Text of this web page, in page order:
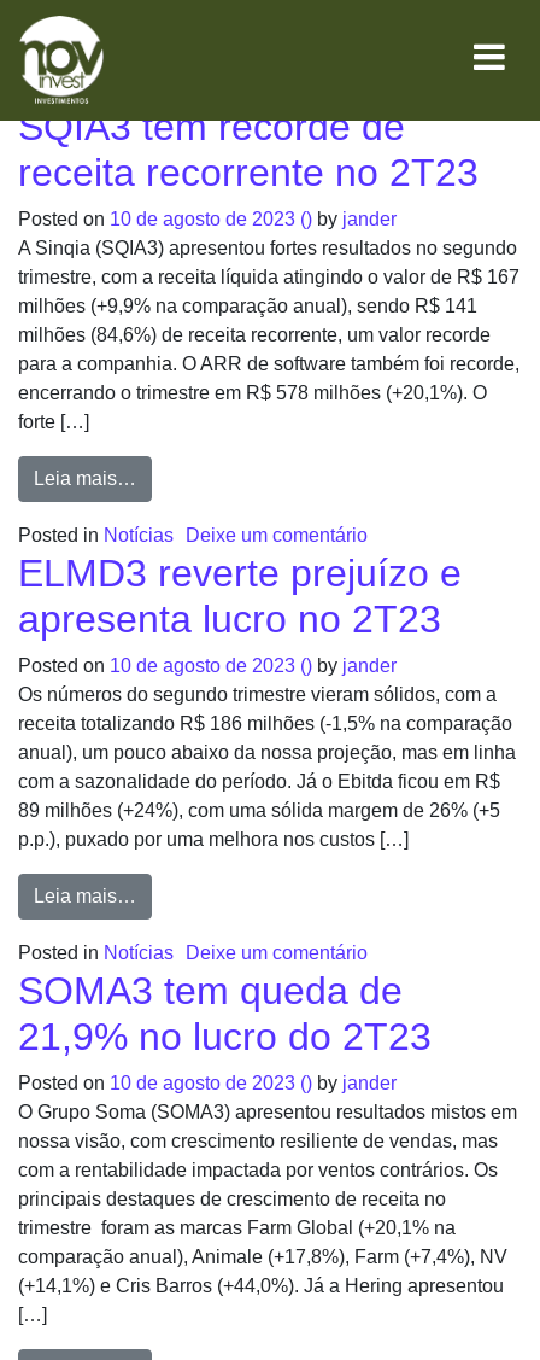
Mês:
SQIA3 tem recorde de
receita recorrente no 2T23
Posted on 10 de agosto de 2023 () by jander
A Sinqia (SQIA3) apresentou fortes resultados no segundo
trimestre, com a receita líquida atingindo o valor de R$ 167
milhões (+9,9% na comparação anual), sendo R$ 141
milhões (84,6%) de receita recorrente, um valor recorde
para a companhia. O ARR de software também foi recorde,
encerrando o trimestre em R$ 578 milhões (+20,1%). O
forte […]
Leia mais…
Posted in Notícias Deixe um comentário
ELMD3 reverte prejuízo e
apresenta lucro no 2T23
Posted on 10 de agosto de 2023 () by jander
Os números do segundo trimestre vieram sólidos, com a
receita totalizando R$ 186 milhões (-1,5% na comparação
anual), um pouco abaixo da nossa projeção, mas em linha
com a sazonalidade do período. Já o Ebitda ficou em R$
89 milhões (+24%), com uma sólida margem de 26% (+5
p.p.), puxado por uma melhora nos custos […]
Leia mais…
Posted in Notícias Deixe um comentário
SOMA3 tem queda de
21,9% no lucro do 2T23
Posted on 10 de agosto de 2023 () by jander
O Grupo Soma (SOMA3) apresentou resultados mistos em
nossa visão, com crescimento resiliente de vendas, mas
com a rentabilidade impactada por ventos contrários. Os
principais destaques de crescimento de receita no
trimestre foram as marcas Farm Global (+20,1% na
comparação anual), Animale (+17,8%), Farm (+7,4%), NV
(+14,1%) e Cris Barros (+44,0%). Já a Hering apresentou
[…]